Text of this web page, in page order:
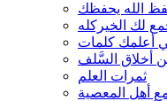
الله يحفظك
لك الخيركله
أعلمك كلمات
أخلاق السَّلف
ثمرات العلم
مع أهل المعصية